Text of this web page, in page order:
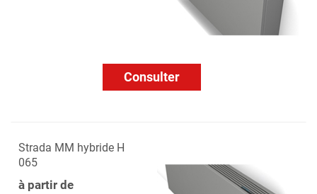
Consulter
Strada MM hybride H
065
à partir de